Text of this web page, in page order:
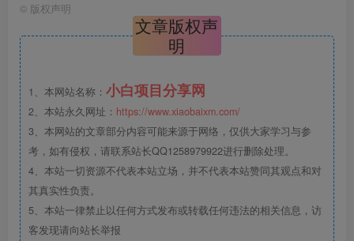
© 版权声明
文章版权声
明
1、本网站名称： 小白项目分享网
2、本站永久网址： https://www.xiaobaixm.com/
3、本网站的文章部分内容可能来源于网络，仅供大家学习与参
考，如有侵权，请联系站长QQ1258979922进行删除处理。
4、本站一切资源不代表本站立场，并不代表本站赞同其观点和对
其真实性负责。
5、本站一律禁止以任何方式发布或转载任何违法的相关信息，访
客发现请向站长举报